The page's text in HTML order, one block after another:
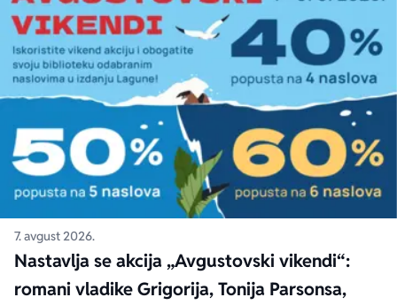
7. avgust 2026.
Nastavlja se akcija „Avgustovski vikendi“:
romani vladike Grigorija, Tonija Parsonsa,